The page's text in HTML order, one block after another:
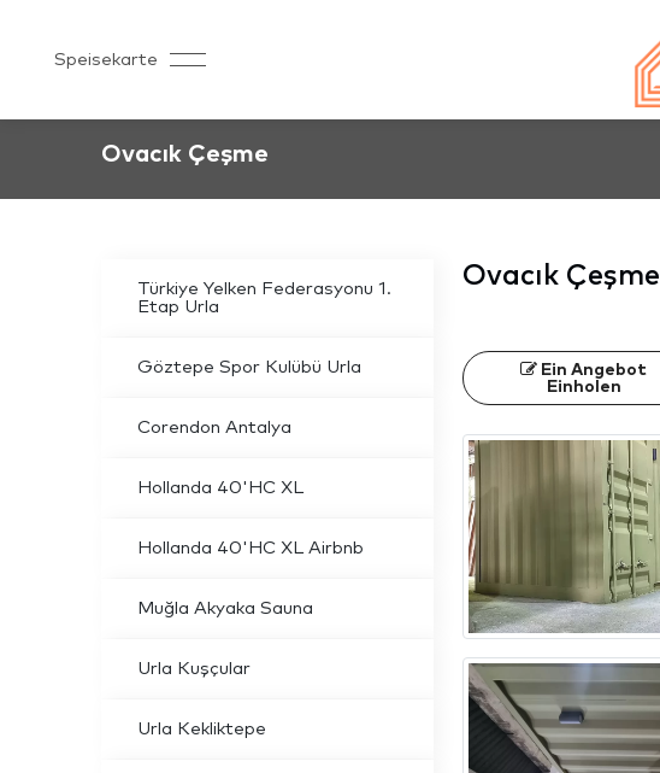
Speisekarte
Ovacık Çeşme
Türkiye Yelken Federasyonu 1.
Etap Urla
Göztepe Spor Kulübü Urla
Corendon Antalya
Hollanda 40'HC XL
Hollanda 40'HC XL Airbnb
Muğla Akyaka Sauna
Urla Kuşçular
Urla Kekliktepe
Ovacık Çeşme
Ein Angebot
Einholen